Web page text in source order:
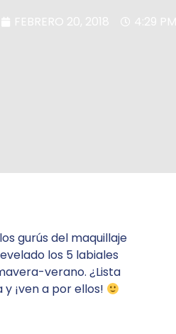
FEBRERO 20, 2018 4:29 PM
gurús del maquillaje
los 5 labiales
verano. ¿Lista
¡ven a por ellos!